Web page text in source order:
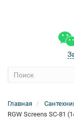
Главная
RGW Screens SC-81